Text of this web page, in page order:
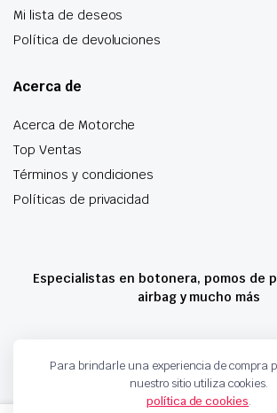
Mi lista de deseos
Política de devoluciones
Acerca de
Acerca de Motorche
Top Ventas
Términos y condiciones
Políticas de privacidad
Especialistas en botonera, pomos de
airbag y mucho más
Copyright 2024 © Motorche Autoparts. Todos los
Para brindarle una experiencia de compra
nuestro sitio utiliza cookies.
política de cookies.